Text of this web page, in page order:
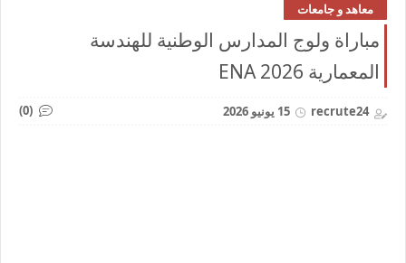
معاهد و جامعات
مباراة ولوج المدارس الوطنية للهندسة
المعمارية ENA 2026
recrute24 15 يونيو 2026 (0)